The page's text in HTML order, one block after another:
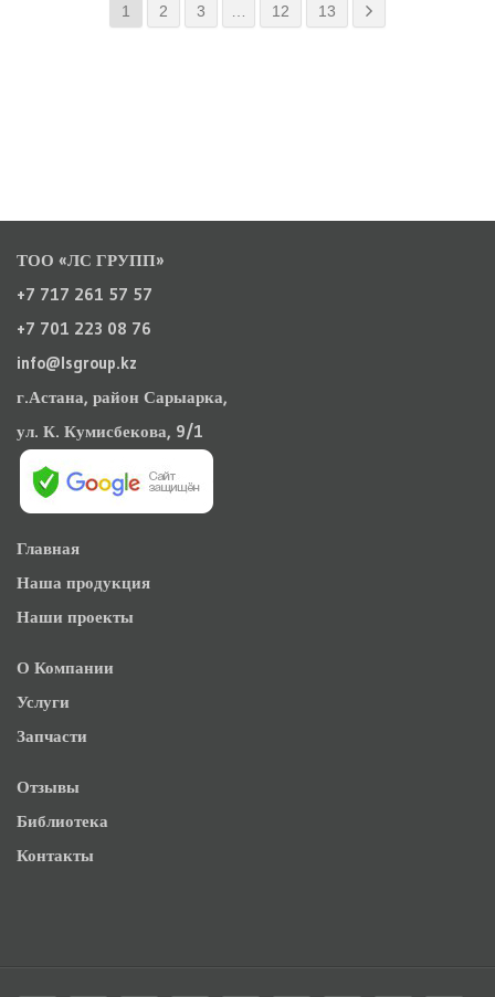
1 2 3 12 13
ТОО «ЛС ГРУПП»
+7 717 261 57 57
+7 701 223 08 76
info@lsgroup.kz
г.Астана, район Сарыарка,
ул. К. Кумисбекова, 9/1
Главная
Наша продукция
Наши проекты
О Компании
Услуги
Запчасти
Отзывы
Библиотека
Контакты